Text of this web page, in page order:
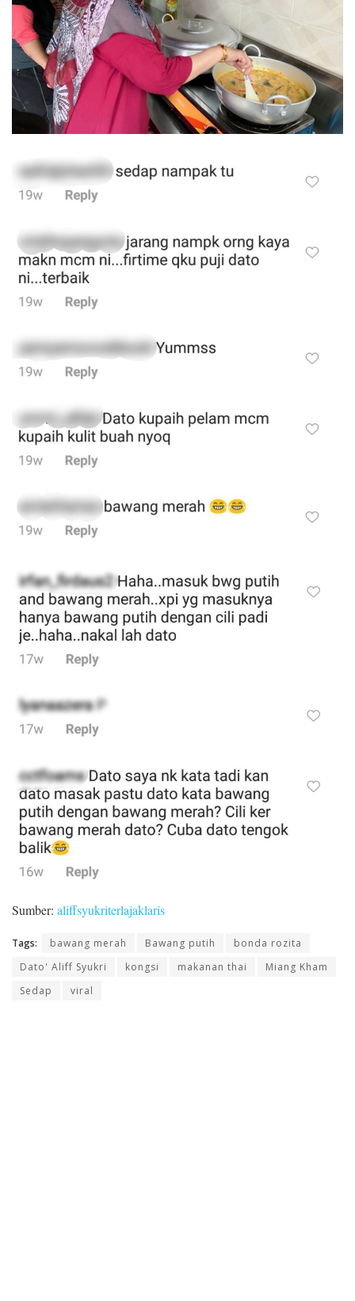
Sumber: aliffsyukriterlajaklaris
Tags: bawang merah Bawang putih
bonda rozita
Dato' Aliff Syukri
kongsi makanan thai
Miang Kham
Sedap
viral